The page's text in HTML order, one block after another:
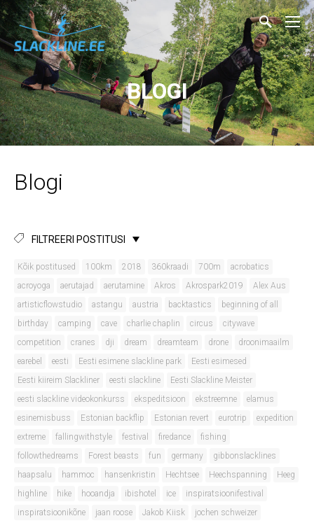
BLOGI
Blogi
FILTREERI POSTITUSI
Kõik postitused 100km 2018 360kraadi 700m
acrobatics
acroyoga
aerutajad aerutamine Akros Akrospark2019
Alex Aus
artisticflowstudio
astangu austria backtastics
beginning of all
birthday
camping cave charlie chaplin circus
citywave
competition
cranes dji dream dreamteam drone
droonimaailm
earebel
eesti Eesti esimene slackline park
Eesti esimesed
Eesti kiireim Slackliner
eesti slackline
Eesti Slackline Meister
eesti slackline videokonkurss
ekspeditsioon ekstreemne
elamus
esinemisbuss
Estonian backflip Estonian revert eurotrip
expedition
extreme
fallingwithstyle festival firedance
fishing
followthedreams
Forest beasts fun germany
gibbonslacklines
haapsalu
hammoc hansenkristin Hechtsee Heechspanning
Heeg
highline
hike hooandja ibishotel ice
inspiratsioonifestival
inspiratsioonikõne
jaan roose Jakob Kiisk
jochen schweizer